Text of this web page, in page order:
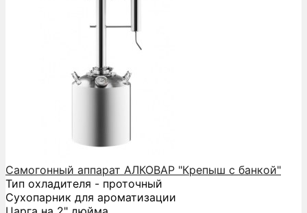
Самогонный аппарат АЛКОВАР "Крепыш с банкой"
Тип охладителя - проточный
Сухопарник для ароматизации